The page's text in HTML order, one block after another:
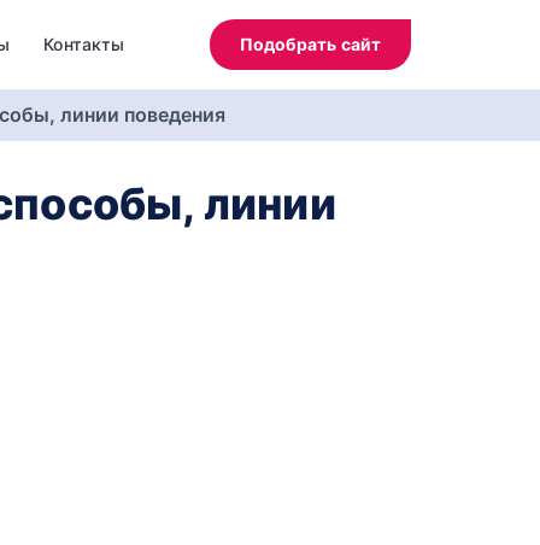
Контакты Подобрать сайт
линии поведения
линии